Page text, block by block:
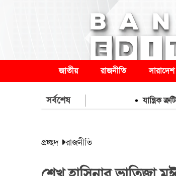
জাতীয় রাজনীতি সারাদেশ
সর্বশেষ যান্ত্রিক
প্রচ্ছদ রাজনীতি